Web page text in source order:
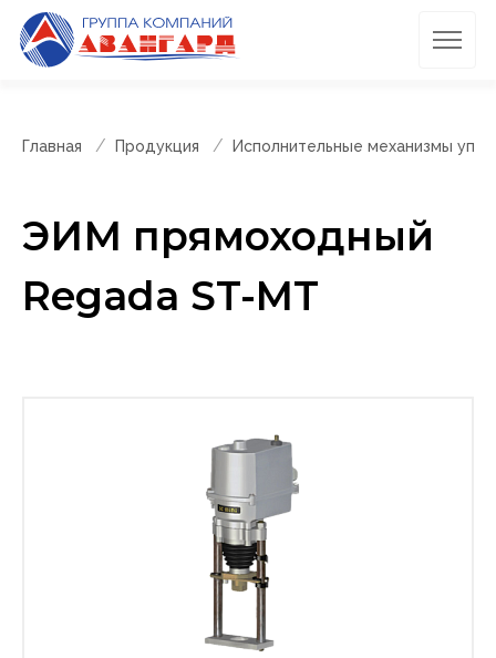
Главная Продукция Исполнительные механизмы
ЭИМ прямоходный
Regada ST-MT